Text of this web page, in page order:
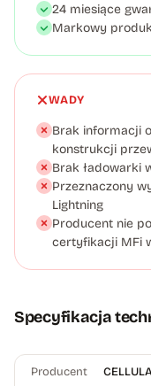
24 miesiące
Markowy
WADY
Brak informacji
konstrukcji
Brak ładowarki
Przeznaczony
Lightning
Producent nie
certyfikacji MFi
Specyfikacja
Producent